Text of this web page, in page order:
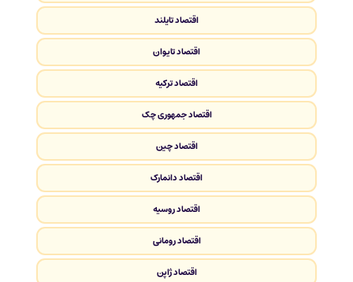
اقتصاد تایلند
اقتصاد تایوان
اقتصاد ترکیه
اقتصاد جمهوری چک
اقتصاد چین
اقتصاد دانمارک
اقتصاد روسیه
اقتصاد رومانی
اقتصاد ژاپن